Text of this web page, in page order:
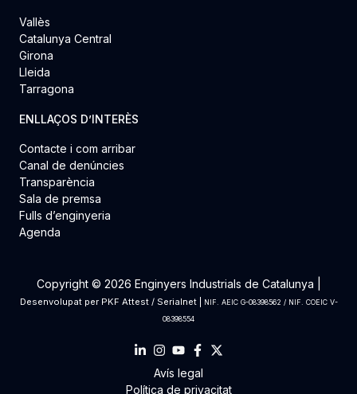
Vallès
Catalunya Central
Girona
Lleida
Tarragona
ENLLAÇOS D’INTERÈS
Contacte i com arribar
Canal de denúncies
Transparència
Sala de premsa
Fulls d’enginyeria
Agenda
Copyright © 2026 Enginyers Industrials de Catalunya |
Desenvolupat per PKF Attest/ Serialnet|
NIF. AEIC G-08398562 / NIF. COEIC V-
08398554
Avís legal
Política de privacitat